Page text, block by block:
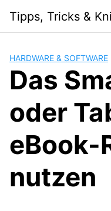
content
Tipps, Tricks &
HARDWARE & SOFTWARE
Das
oder
eBook-
nutzen